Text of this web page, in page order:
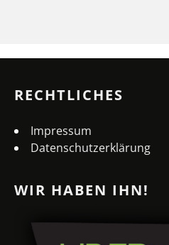
RECHTLICHES
Impressum
Datenschutzerklärung
WIR HABEN IHN!